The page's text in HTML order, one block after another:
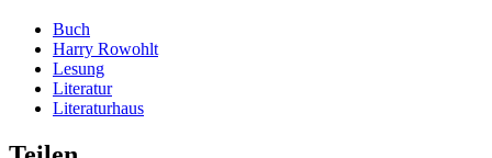
Buch
Harry Rowohlt
Lesung
Literatur
Literaturhaus